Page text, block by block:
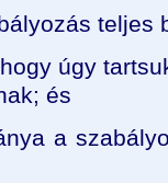
teljes
úgy
és
a